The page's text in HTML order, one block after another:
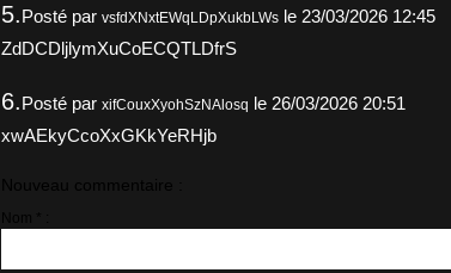
5.Posté par vsfdXNxtEWqLDpXukbLWs le 23/03/2026 12:45
ZdDCDljlymXuCoECQTLDfrS
6.Posté par xifCouxXyohSzNAlosq le 26/03/2026 20:51
xwAEkyCcoXxGKkYeRHjb